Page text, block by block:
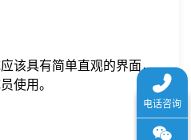
该具有简单直观的界面，
使用。